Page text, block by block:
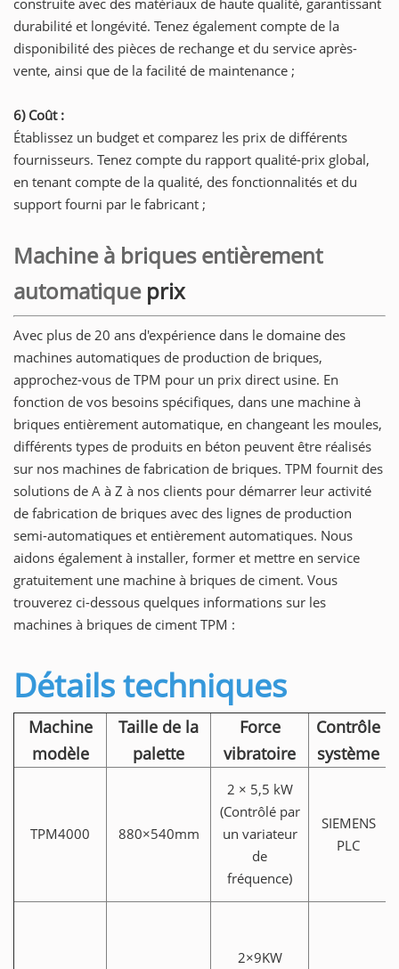
durabilité et longévité. Tenez également compte de la
disponibilité des pièces de rechange et du service après-
vente, ainsi que de la facilité de maintenance ;
6) Coût :
Établissez un budget et comparez les prix de différents
fournisseurs. Tenez compte du rapport qualité-prix global,
en tenant compte de la qualité, des fonctionnalités et du
support fourni par le fabricant ;
Machine à briques entièrement
automatiqueprix
Avec plus de 20 ans d'expérience dans le domaine des
machines automatiques de production de briques,
approchez-vous de TPM pour un prix direct usine. En
fonction de vos besoins spécifiques, dans une machine à
briques entièrement automatique, en changeant les moules,
différents types de produits en béton peuvent être réalisés
sur nos machines de fabrication de briques. TPM fournit des
solutions de A à Z à nos clients pour démarrer leur activité
de fabrication de briques avec des lignes de production
semi-automatiques et entièrement automatiques. Nous
aidons également à installer, former et mettre en service
gratuitement une machine à briques de ciment. Vous
trouverez ci-dessous quelques informations sur les
machines à briques de ciment TPM :
Détails techniques
Machine
modèle
Taille de la
palette
Force
vibratoire
Contrôle
système
TPM4000 880×540mm
2 × 5,5 kW
(Contrôlé par
un variateur
de
fréquence)
SIEMENS
PLC
2×9KW